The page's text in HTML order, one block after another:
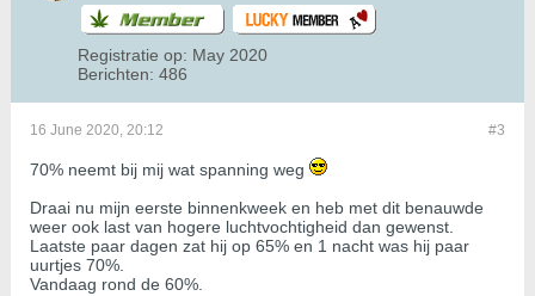
Registratie op: May 2020
Berichten: 486
#3
16 June 2020, 20:12
70% neemt bij mij wat spanning weg
Draai nu mijn eerste binnenkweek en heb met dit benauwde
weer ook last van hogere luchtvochtigheid dan gewenst.
Laatste paar dagen zat hij op 65% en 1 nacht was hij paar
uurtjes 70%.
Vandaag rond de 60%.